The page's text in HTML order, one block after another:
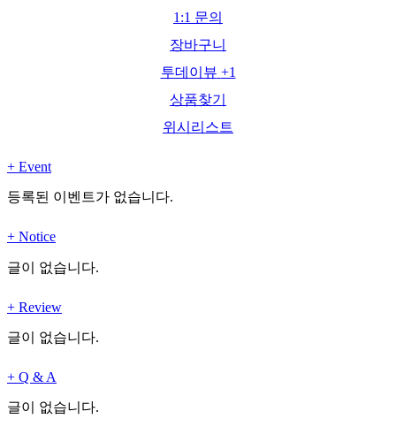
1:1 문의
장바구니
투데이뷰 +1
상품찾기
위시리스트
+ Event
등록된 이벤트가 없습니다.
+ Notice
글이 없습니다.
+ Review
글이 없습니다.
+ Q & A
글이 없습니다.